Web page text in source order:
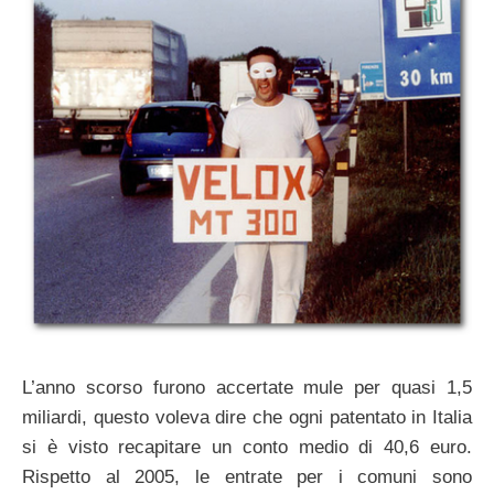
L’anno scorso furono accertate mule per quasi 1,5
miliardi, questo voleva dire che ogni patentato in Italia
si è visto recapitare un conto medio di 40,6 euro.
Rispetto al 2005, le entrate per i comuni sono